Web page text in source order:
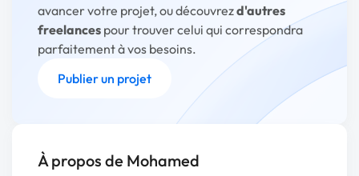
avancer votre projet, ou découvrezd'autres
freelances pour trouver celui qui correspondra
parfaitement à vos besoins.
Publier un projet
À propos de Mohamed